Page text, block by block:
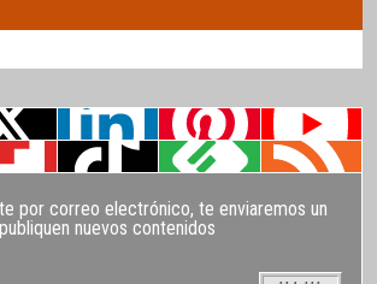
por correo electrónico, te enviaremos un
nuevos contenidos